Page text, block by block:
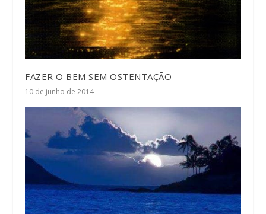
FAZER O BEM SEM OSTENTAÇÃO
10 de junho de 2014